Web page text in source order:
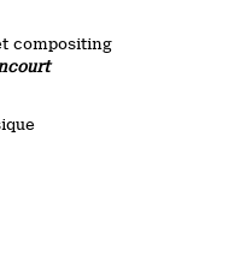
compositing